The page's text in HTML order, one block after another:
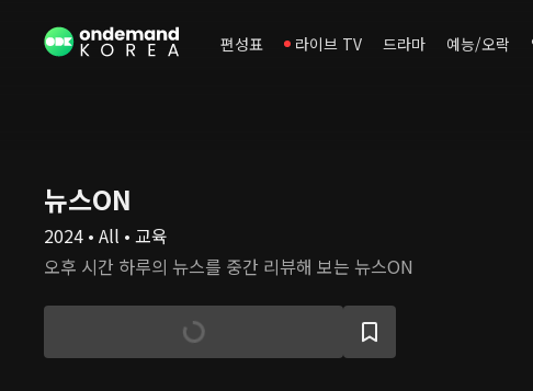
편성표 라이브 TV 드라마 예능/오락
뉴스ON
2024 • All • 교육
오후 시간 하루의 뉴스를 중간 리뷰해 보는 뉴스ON